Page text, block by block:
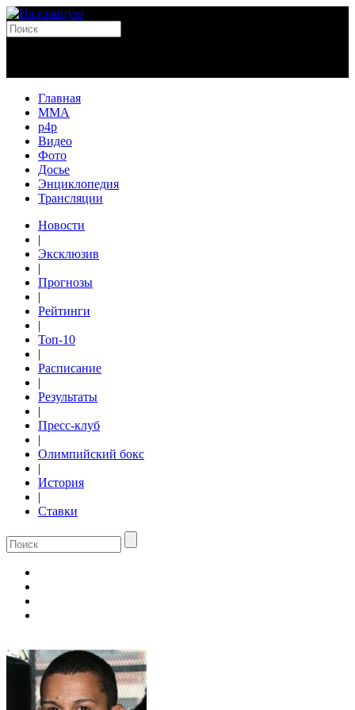
Главная
MMA
p4p
Видео
Фото
Досье
Энциклопедия
Трансляции
Новости
|
Эксклюзив
|
Прогнозы
|
Рейтинги
|
Топ-10
|
Расписание
|
Результаты
|
Пресс-клуб
|
Олимпийский бокс
|
История
|
Ставки